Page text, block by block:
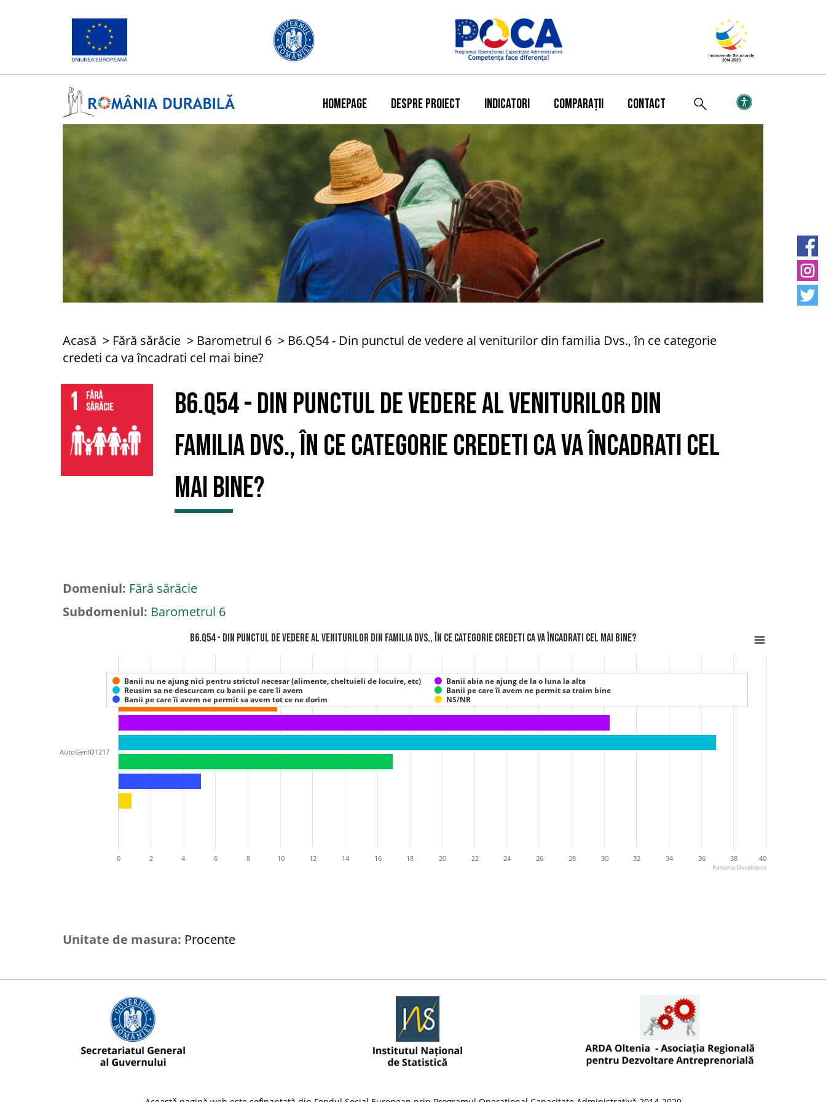
HOMEPAGE DESPRE PROIECT INDICATORI COMPARAȚII CONTACT
Acasă Fără sărăcie Barometrul 6
B6.Q54 - Din punctul de vedere al veniturilor din familia Dvs., în ce categorie
credeti ca va încadrati cel mai bine?
B6.Q54 - Din punctul de vedere al veniturilor din
familia Dvs., în ce categorie credeti ca va încadrati cel
mai bine?
Domeniul: Fără sărăcie
Subdomeniul: Barometrul 6
B6.Q54 - Din punctul de vedere al veniturilor din familia Dvs., în ce categorie credeti ca va încadrati cel mai bine?
Banii nu ne ajung nici pentru strictul necesar (alimente, cheltuieli de locuire, etc)
Banii abia ne ajung de la o luna la alta
Reusim sa ne descurcam cu banii pe care îi avem
Banii pe care îi avem ne permit sa traim bine
Banii pe care îi avem ne permit sa avem tot ce ne dorim
NS/NR
AutoGenID1217
0 2 4 6 8 10 12 14 16 18 20 22 24 26 28 30 32 34 36 38 40
Romania-Durabila.ro
Unitate de masura: Procente